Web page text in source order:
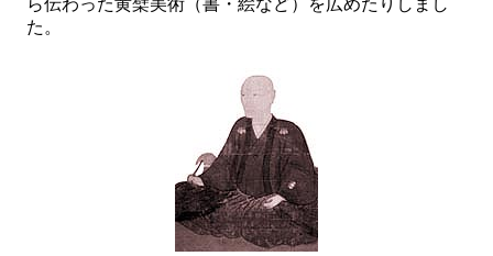
ら伝わった黄檗美術（書・絵など）を広めたりしまし
た。